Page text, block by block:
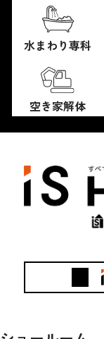
水まわり専科
空き家解体